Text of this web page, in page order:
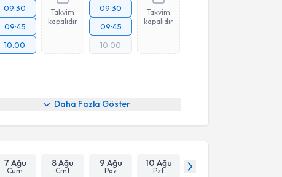
09:30
09:45
10:00
Takvim
kapalıdır
09:30
09:45
10:00
Takvim
kapalıdır
Daha Fazla Göster
7 Ağu
Cum
8 Ağu
Cmt
9 Ağu
Paz
10 Ağu
Pzt